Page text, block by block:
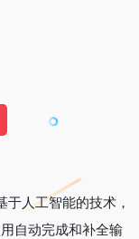
人工智能的技术，
自动完成和补全输